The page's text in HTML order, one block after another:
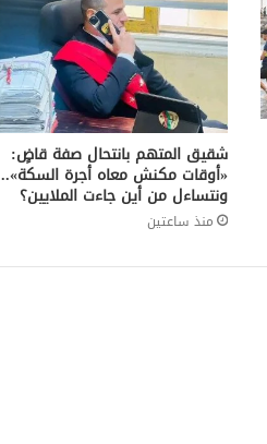
شقيق المتهم بانتحال صفة قاضٍ:
«أوقات مكنش معاه أجرة السكة»..
ونتساءل من أين جاءت الملايين؟
منذ ساعتين